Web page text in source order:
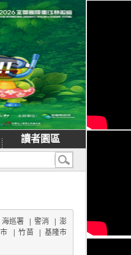
讀者園區
海巡署| 警消 |澎
|竹苗
基隆市